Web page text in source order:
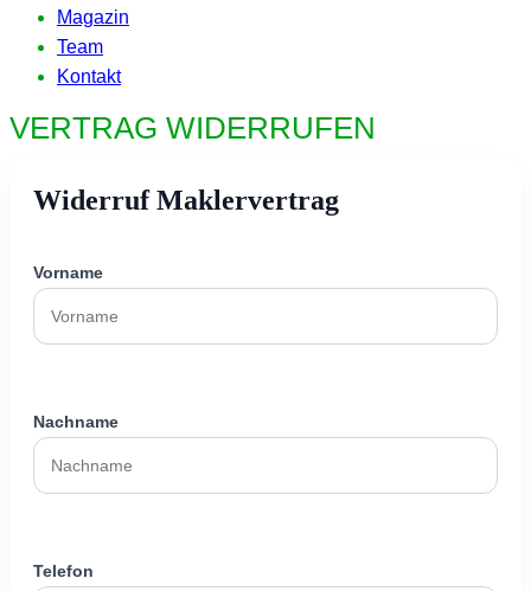
Magazin
Team
Kontakt
VERTRAG WIDERRUFEN
Widerruf Maklervertrag
Vorname
Nachname
Telefon